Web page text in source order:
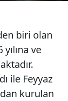
biri olan
ve
ile Feyyaz
kurulan